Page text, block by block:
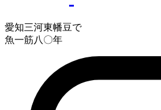
愛知三河東幡豆で
魚一筋八〇年